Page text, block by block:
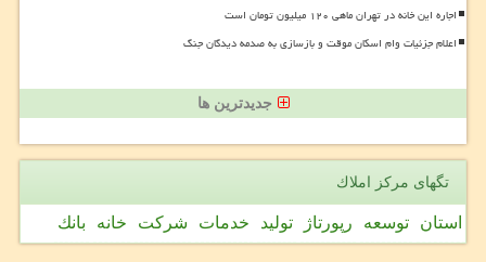
اجاره این خانه در تهران ماهی ۱۲۰ میلیون تومان است
اعلام جزئیات وام اسکان موقت و بازسازی به صدمه دیدگان جنگ
جدیدترین ها
تگهای مركز املاك
استان توسعه رپورتاژ تولید خدمات شركت خانه بانك